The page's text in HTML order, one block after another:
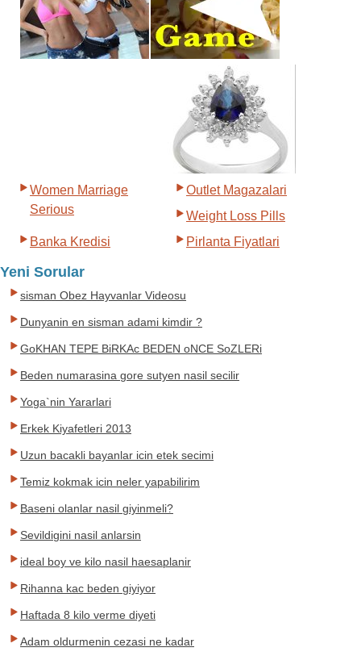
Women Marriage
Serious
Outlet Magazalari
Weight Loss Pills
Banka Kredisi
Pirlanta Fiyatlari
Yeni Sorular
sisman Obez Hayvanlar Videosu
Dunyanin en sisman adami kimdir ?
GoKHAN TEPE BiRKAc BEDEN oNCE SoZLERi
Beden numarasina gore sutyen nasil secilir
Yoga`nin Yararlari
Erkek Kiyafetleri 2013
Uzun bacakli bayanlar icin etek secimi
Temiz kokmak icin neler yapabilirim
Baseni olanlar nasil giyinmeli?
Sevildigini nasil anlarsin
ideal boy ve kilo nasil haesaplanir
Rihanna kac beden giyiyor
Haftada 8 kilo verme diyeti
Adam oldurmenin cezasi ne kadar